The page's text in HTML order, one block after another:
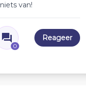
van!
0
Reageer